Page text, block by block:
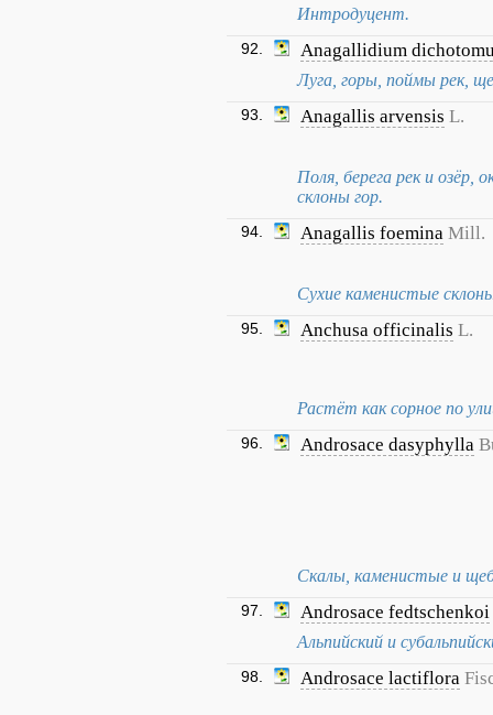
Интродуцент.
92. Anagallidium
Луга, горы, поймы рек,
93. Anagallis arvensis L.
Поля, берега рек и озёр,
склоны гор.
94. Anagallis foemina Mill.
Сухие каменистые
95. Anchusa officinalis L.
Растёт как сорное по
96. Androsace dasyphylla
Скалы, каменистые и
97. Androsace fedtschenkoi
Альпийский и
98. Androsace lactiflora